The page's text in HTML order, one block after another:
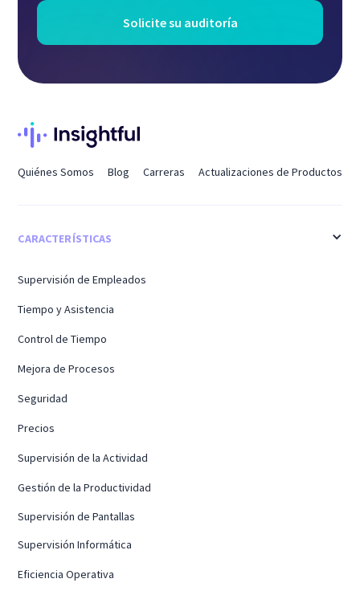
Solicite su auditoría
Quiénes Somos Blog Carreras Actualizaciones de Productos
CARACTERÍSTICAS
Supervisión de Empleados
Tiempo y Asistencia
Control de Tiempo
Mejora de Procesos
Seguridad
Precios
Supervisión de la Actividad
Gestión de la Productividad
Supervisión de Pantallas
Supervisión Informática
Eficiencia Operativa